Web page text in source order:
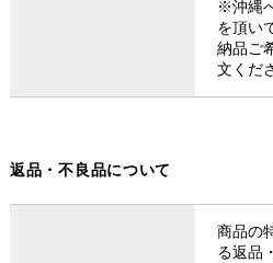
※沖縄
を頂い
納品ご
文くだ
返品・不良品について
商品の
る返品